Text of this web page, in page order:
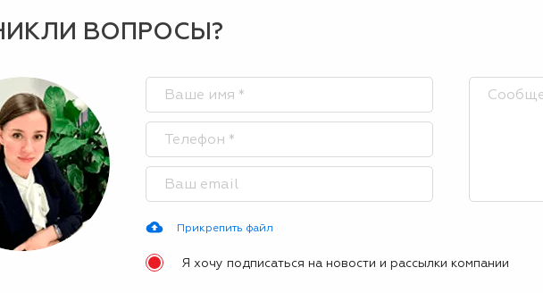
ВОПРОСЫ?
Прикрепить файл
Я хочу подписаться на новости и рассылки компании